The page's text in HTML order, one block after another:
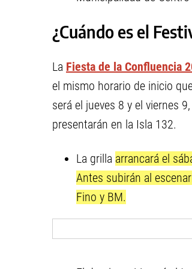
¿Cuándo es el
La Fiesta de la Confluencia
el mismo horario de inicio
será el jueves 8 y el viernes
presentarán en la Isla 132.
La grilla arrancará el
Antes subirán al
Fino y BM.